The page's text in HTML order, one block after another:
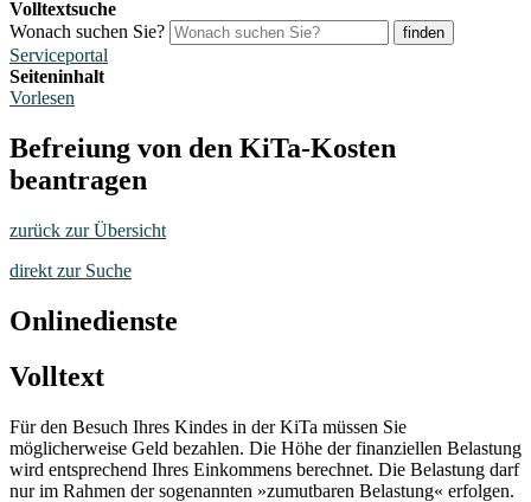
Volltextsuche
Wonach suchen Sie?
finden
Serviceportal
Seiteninhalt
Vorlesen
Befreiung von den KiTa-Kosten
beantragen
zurück zur Übersicht
direkt zur Suche
Onlinedienste
Volltext
Für den Besuch Ihres Kindes in der KiTa müssen Sie
möglicherweise Geld bezahlen. Die Höhe der finanziellen Belastung
wird entsprechend Ihres Einkommens berechnet. Die Belastung darf
nur im Rahmen der sogenannten »zumutbaren Belastung« erfolgen.